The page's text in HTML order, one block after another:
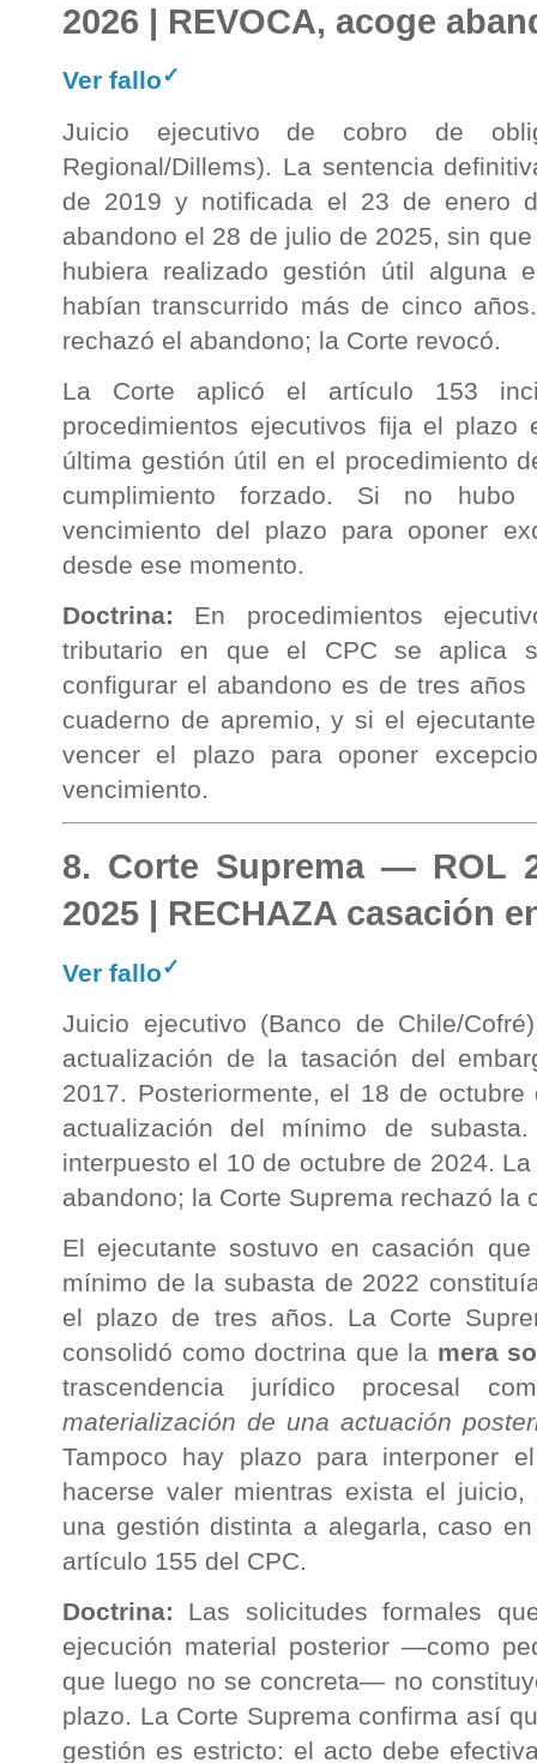
2026 | REVOCA, acoge
Ver fallo✓
Juicio ejecutivo de cobro de
Regional/Dillems). La sentencia
de 2019 y notificada el 23 de enero
abandono el 28 de julio de 2025, sin
hubiera realizado gestión útil alguna
habían transcurrido más de cinco
rechazó el abandono; la Corte revocó.
La Corte aplicó el artículo 153
procedimientos ejecutivos fija el plazo
última gestión útil en el procedimiento
cumplimiento forzado. Si no hubo
vencimiento del plazo para oponer
desde ese momento.
Doctrina: En procedimientos
tributario en que el CPC se aplica
configurar el abandono es de tres
cuaderno de apremio, y si el
vencer el plazo para oponer
vencimiento.
8. Corte Suprema — ROL
2025 | RECHAZA casación
Ver fallo✓
Juicio ejecutivo (Banco de Chile/
actualización de la tasación del
2017. Posteriormente, el 18 de
actualización del mínimo de
interpuesto el 10 de octubre de 2024.
abandono; la Corte Suprema rechazó la
El ejecutante sostuvo en casación
mínimo de la subasta de 2022
el plazo de tres años. La Corte
consolidó como doctrina que la mera
trascendencia jurídico procesal
materialización de una actuación
Tampoco hay plazo para interponer
hacerse valer mientras exista el
una gestión distinta a alegarla, caso
artículo 155 del CPC.
Doctrina: Las solicitudes formales
ejecución material posterior —como
que luego no se concreta— no
plazo. La Corte Suprema confirma así
gestión es estricto: el acto debe